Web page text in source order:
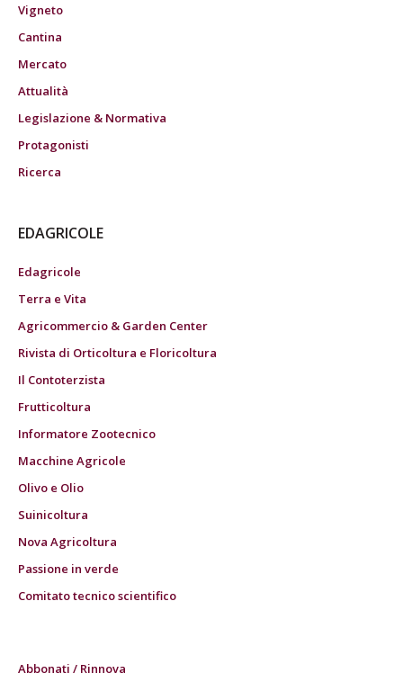
Vigneto
Cantina
Mercato
Attualità
Legislazione & Normativa
Protagonisti
Ricerca
EDAGRICOLE
Edagricole
Terra e Vita
Agricommercio & Garden Center
Rivista di Orticoltura e Floricoltura
Il Contoterzista
Frutticoltura
Informatore Zootecnico
Macchine Agricole
Olivo e Olio
Suinicoltura
Nova Agricoltura
Passione in verde
Comitato tecnico scientifico
Abbonati / Rinnova